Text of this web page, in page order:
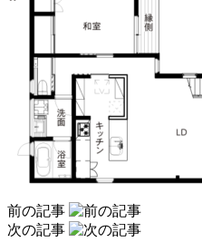
前の記事
次の記事